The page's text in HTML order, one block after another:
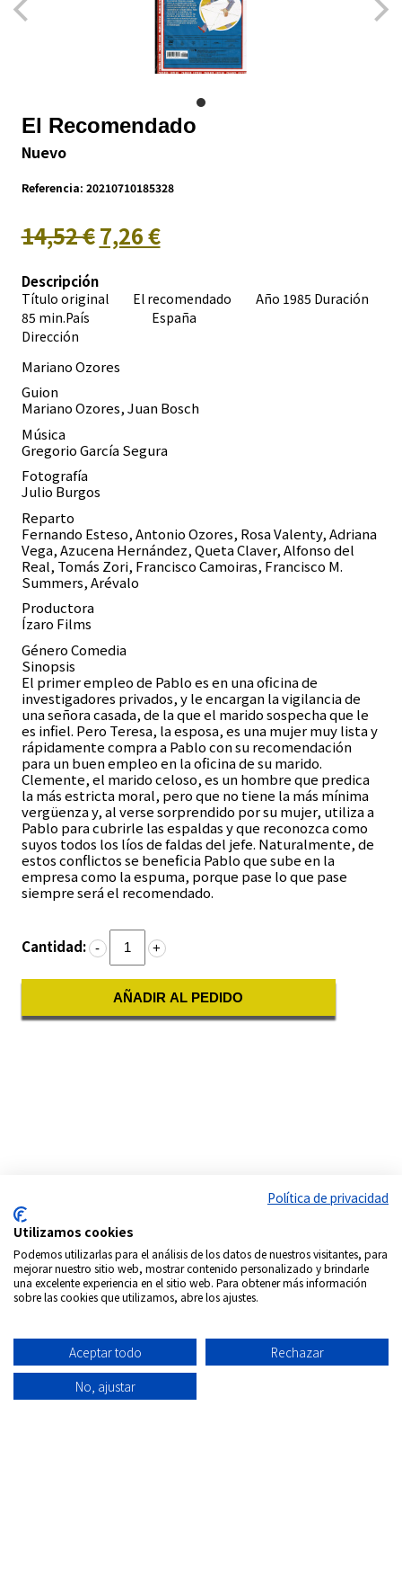
El Recomendado
Nuevo
Referencia: 20210710185328
14,52 €7,26 €
Descripción
Título original El recomendado Año 1985 Duración
85 min.País
España
Dirección
Mariano Ozores
Guion
Mariano Ozores, Juan Bosch
Música
Gregorio García Segura
Fotografía
Julio Burgos
Reparto
Fernando Esteso, Antonio Ozores, Rosa Valenty, Adriana
Vega, Azucena Hernández, Queta Claver, Alfonso del
Real, Tomás Zori, Francisco Camoiras, Francisco M.
Summers, Arévalo
Productora
Ízaro Films
Género Comedia
Sinopsis
El primer empleo de Pablo es en una oficina de
investigadores privados, y le encargan la vigilancia de
una señora casada, de la que el marido sospecha que le
es infiel. Pero Teresa, la esposa, es una mujer muy lista y
rápidamente compra a Pablo con su recomendación
para un buen empleo en la oficina de su marido.
Clemente, el marido celoso, es un hombre que predica
la más estricta moral, pero que no tiene la más mínima
vergüenza y, al verse sorprendido por su mujer, utiliza a
Pablo para cubrirle las espaldas y que reconozca como
suyos todos los líos de faldas del jefe. Naturalmente, de
estos conflictos se beneficia Pablo que sube en la
empresa como la espuma, porque pase lo que pase
siempre será el recomendado.
Cantidad: - +
AÑADIR AL PEDIDO
Copyrigth © 2026 Internacional DVD Spain - Tienda de
películas on-line
Todos los derechos Reservados
Política de privacidad
Utilizamos cookies
Podemos utilizarlas para el análisis de los datos de nuestros visitantes, para
mejorar nuestro sitio web, mostrar contenido personalizado y brindarle
una excelente experiencia en el sitio web. Para obtener más información
sobre las cookies que utilizamos, abre los ajustes.
Aceptar todo
Rechazar
No, ajustar